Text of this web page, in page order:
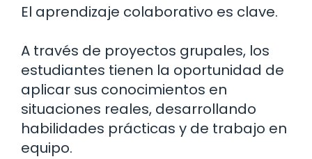
El aprendizaje colaborativo es clave.
A través de proyectos grupales, los
estudiantes tienen la oportunidad de
aplicar sus conocimientos en
situaciones reales, desarrollando
habilidades prácticas y de trabajo en
equipo.